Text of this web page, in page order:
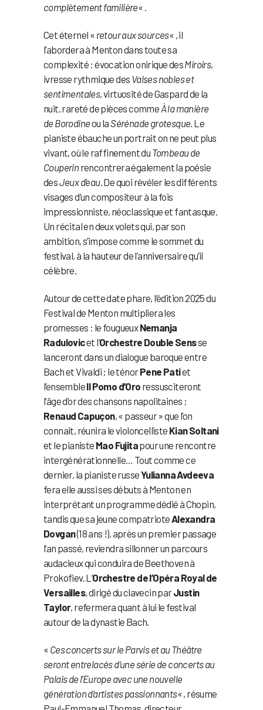
complètement familière« .
Cet éternel « retour aux sources« , il
l’abordera à Menton dans toute sa
complexité : évocation onirique desMiroirs,
ivresse rythmique des Valses nobles et
sentimentales, virtuosité de Gaspard de la
nuit, rareté de pièces comme À la manière
de Borodineou la Sérénade grotesque . Le
pianiste ébauche un portrait on ne peut plus
vivant, où le raffinement du Tombeau de
Couperin rencontrera également la poésie
desJeux d’eau. De quoi révéler les différents
visages d’un compositeur à la fois
impressionniste, néoclassique et fantasque.
Un récital en deux volets qui, par son
ambition, s’impose comme le sommet du
festival, à la hauteur de l’anniversaire qu’il
célèbre.
Autour de cette date phare, l’édition 2025 du
Festival de Menton multipliera les
promesses : le fougueuxNemanja
Radulovicet l’Orchestre Double Sensse
lanceront dans un dialogue baroque entre
Bach et Vivaldi ; le ténorPene Patiet
l’ensembleIl Pomo d’Oro ressusciteront
l’âge d’or des chansons napolitaines ;
Renaud Capuçon, « passeur » que l’on
connait, réunira le violoncelliste Kian Soltani
et le pianiste Mao Fujitapour une rencontre
intergénérationnelle… Tout comme ce
dernier, la pianiste russeYulianna Avdeeva
fera elle aussi ses débuts à Menton en
interprétant un programme dédié à Chopin,
tandis que sa jeune compatriote Alexandra
Dovgan(18 ans !), après un premier passage
l’an passé, reviendra sillonner un parcours
audacieux qui conduira de Beethoven à
Prokofiev. L’Orchestre de l’Opéra Royal de
Versailles, dirigé du clavecin parJustin
Taylor, refermera quant à lui le festival
autour de la dynastie Bach.
« Ces concerts sur le Parvis et au Théâtre
seront entrelacés d’une série de concerts au
Palais de l’Europe avec une nouvelle
génération d’artistes passionnants« , résume